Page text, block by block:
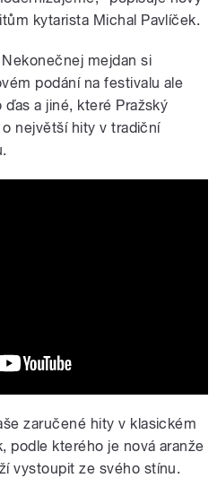
kytarista Michal Pavlíček.
mejdan si
podání na festivalu ale
ďas a jiné, které Pražský
největší hity v tradiční
zaručené hity v klasickém
podle kterého je nová aranže
vystoupit ze svého stínu.